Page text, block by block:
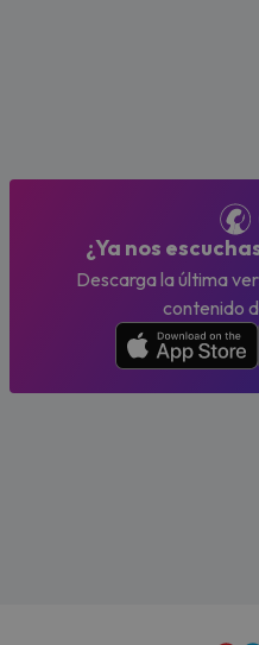
¿Ya nos
Descarga la última
contenido